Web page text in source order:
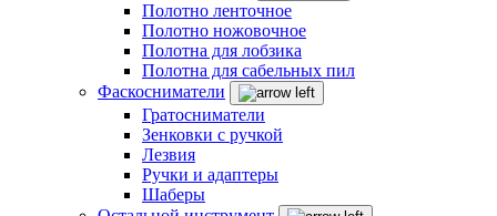
Полотно ленточное
Полотно ножовочное
Полотна для лобзика
Полотна для сабельных пил
Фаскосниматели
Гратосниматели
Зенковки с ручкой
Лезвия
Ручки и адаптеры
Шаберы